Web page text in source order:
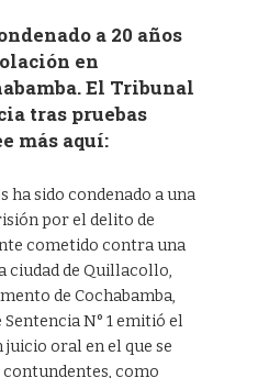
a 20 años
en
El Tribunal
tras pruebas
más aquí:
ha sido condenado a una
por el delito de
cometido contra una
ciudad de Quillacollo,
de Cochabamba,
N° 1 emitió el
oral en el que se
como